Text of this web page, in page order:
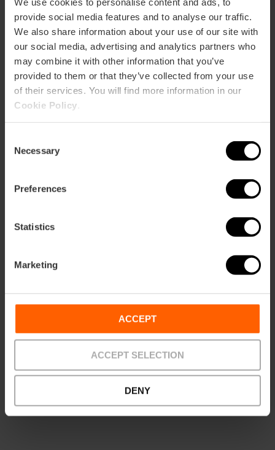
provide social media features and to analyse our traffic.
We also share information about your use of our site with
our social media, advertising and analytics partners who
may combine it with other information that you’ve
provided to them or that they’ve collected from your use
of their services. You will find more information in our
Cookie Policy
Selection
Necessary
Preferences
Statistics
Marketing
ACCEPT
ACCEPT SELECTION
DENY
Calle d'en Llop, 4, 4, bajo derecha 46002 València